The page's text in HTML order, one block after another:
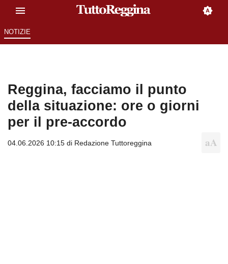
NOTIZIE
Reggina, facciamo il punto
della situazione: ore o giorni
per il pre-accordo
04.06.2026 10:15 di Redazione Tuttoreggina